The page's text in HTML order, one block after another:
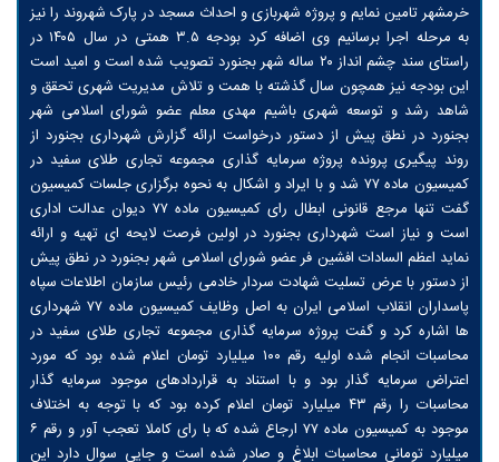
خرمشهر تامین نمایم و پروژه شهربازی و احداث مسجد در پارک شهروند را نیز
به مرحله اجرا برسانیم وی اضافه کرد بودجه ۳.۵ همتی در سال ۱۴۰۵ در
راستای سند چشم انداز ۲۰ ساله شهر بجنورد تصویب شده است و امید است
این بودجه نیز همچون سال گذشته با همت و تلاش مدیریت شهری تحقق و
شاهد رشد و توسعه شهری باشیم مهدی معلم عضو شورای اسلامی شهر
بجنورد در نطق پیش از دستور درخواست ارائه گزارش شهرداری بجنورد از
روند پیگیری پرونده پروژه سرمایه گذاری مجموعه تجاری طلای سفید در
کمیسیون ماده ۷۷ شد و با ایراد و اشکال به نحوه برگزاری جلسات کمیسیون
گفت تنها مرجع قانونی ابطال رای کمیسیون ماده ۷۷ دیوان عدالت اداری
است و نیاز است شهرداری بجنورد در اولين فرصت لایحه ای تهیه و ارائه
نماید اعظم السادات افشین فر عضو شورای اسلامی شهر بجنورد در نطق پیش
از دستور با عرض تسلیت شهادت سردار خادمی رئیس سازمان اطلاعات سپاه
پاسداران انقلاب اسلامی ایران به اصل وظایف کمیسیون ماده ۷۷ شهرداری
ها اشاره کرد و گفت پروژه سرمایه گذاری مجموعه تجاری طلای سفید در
محاسبات انجام شده اولیه رقم ۱۰۰ میلیارد تومان اعلام شده بود که مورد
اعتراض سرمایه گذار بود و با استناد به قراردادهای موجود سرمایه گذار
محاسبات را رقم ۴۳ میلیارد تومان اعلام کرده بود که با توجه به اختلاف
موجود به کمیسیون ماده ۷۷ ارجاع شده که با رای کاملا تعجب آور و رقم ۶
میلیارد تومانی محاسبات ابلاغ و صادر شده است و جایی سوال دارد این